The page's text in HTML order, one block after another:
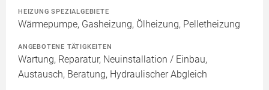
HEIZUNG SPEZIALGEBIETE
Wärmepumpe, Gasheizung, Ölheizung, Pelletheizung
ANGEBOTENE TÄTIGKEITEN
Wartung, Reparatur, Neuinstallation / Einbau,
Austausch, Beratung, Hydraulischer Abgleich